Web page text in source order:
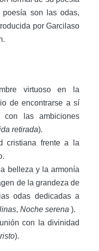
son las odas,
por Garcilaso
virtuoso en la
de encontrarse a sí
con las ambiciones
retirada).
cristiana frente a la
belleza y la armonía
de la grandeza de
odas dedicadas a
, Noche serena ).
con la divinidad
).